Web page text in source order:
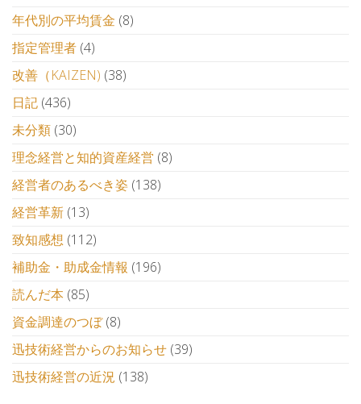
年代別の平均賃金 (8)
指定管理者 (4)
改善（KAIZEN) (38)
日記 (436)
未分類 (30)
理念経営と知的資産経営 (8)
経営者のあるべき姿 (138)
経営革新 (13)
致知感想 (112)
補助金・助成金情報 (196)
読んだ本 (85)
資金調達のつぼ(8)
迅技術経営からのお知らせ (39)
迅技術経営の近況 (138)